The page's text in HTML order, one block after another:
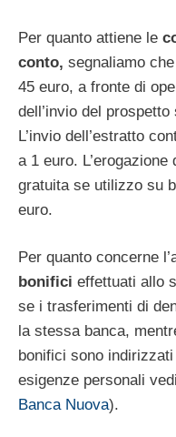
Per quanto attiene le
conto, segnaliamo
45 euro, a fronte di
dell’invio del
L’invio dell’estratto
a 1 euro. L’erogazione
gratuita se utilizzo su
euro.
Per quanto concerne
bonifici effettuati allo
se i trasferimenti di
la stessa banca,
bonifici sono
esigenze personali
Banca Nuova).